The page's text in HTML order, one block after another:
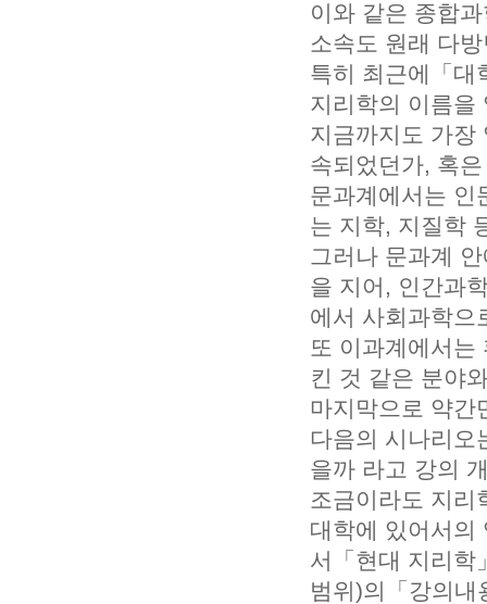
이와 같은 종합
소속도 원래 다
특히 최근에「대
지리학의 이름을
지금까지도 가장
속되었던가, 혹
문과계에서는 인
는 지학, 지질학
그러나 문과계
을 지어, 인간과
에서 사회과학으
또 이과계에서는
킨 것 같은 분야
마지막으로 약간
다음의 시나리오
을까 라고 강의
조금이라도 지리
대학에 있어서의
서「현대 지리학
범위)의「강의내